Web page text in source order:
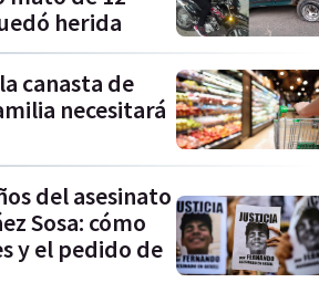
herida
canasta de
necesitará
del asesinato
Sosa: cómo
y el pedido de